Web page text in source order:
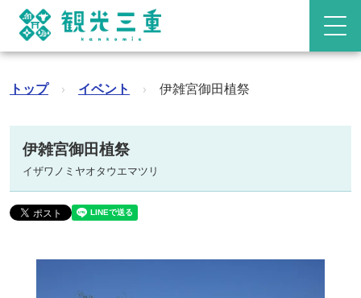
トップ › イベント › 伊雑宮御田植祭
伊雑宮御田植祭
イザワノミヤオタウエマツリ